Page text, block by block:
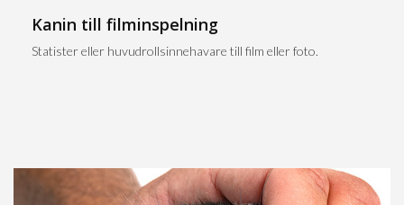
Kanin till filminspelning
Statister eller huvudrollsinnehavare till film eller foto.